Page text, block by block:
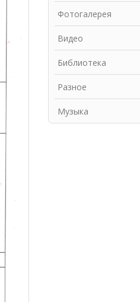
Фотогалерея
Видео
Библиотека
Разное
Музыка